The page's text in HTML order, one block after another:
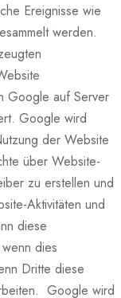
Ereignisse wie
werden.
Google auf Server
Google wird
der Website
über Website-
zu erstellen und
Aktivitäten und
diese
dies
Dritte diese
Google wird